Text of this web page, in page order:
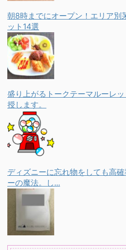
朝8時までにオープン！エリア別
ット14選
盛り上がるトークテーマルーレ
授します。
ディズニーに忘れ物をしても高
ーの魔法。し...